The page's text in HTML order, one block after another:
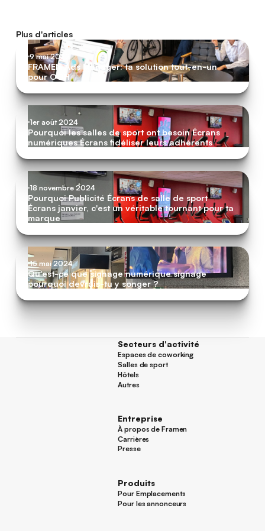
Plus d'articles
9 mai 2022
FRAMEN Ads Manager: ta solution tout-en-un
pour OOH
1er août 2024
Pourquoi les salles de sport ont besoin Écrans
numériques Écrans fidéliser leurs adhérents
18 novembre 2024
Pourquoi Publicité Écrans de salle de sport
Écrans janvier, c'est un véritable tournant pour ta
marque
15 mai 2024
Qu'est-ce que signage numérique signage
pourquoi devrais-tu y songer ?
Secteurs d'activité
Espaces de coworking
Espaces de coworking
Salles de sport
Salles de sport
Hôtels
Hôtels
Autres
Entreprise
À propos de Framen
À propos de Framen
Carrières
Carrières
Presse
Produits
Pour Emplacements
Pour Emplacements
Pour les annonceurs